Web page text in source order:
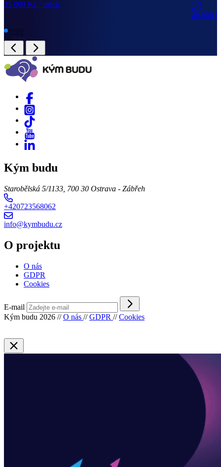
35 000 Kč / měsíc
40 000
Kým budu
Starobělská 5/1133, 700 30 Ostrava - Zábřeh
+420723568062
info@kymbudu.cz
O projektu
O nás
GDPR
Cookies
E-mail
Kým budu 2026 // O nás // GDPR // Cookies